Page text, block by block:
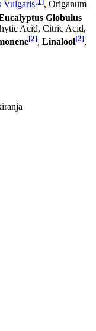
Vulgaris
, Origanum
Globulus
Acid, Citric Acid,
[2], Linalool[2],